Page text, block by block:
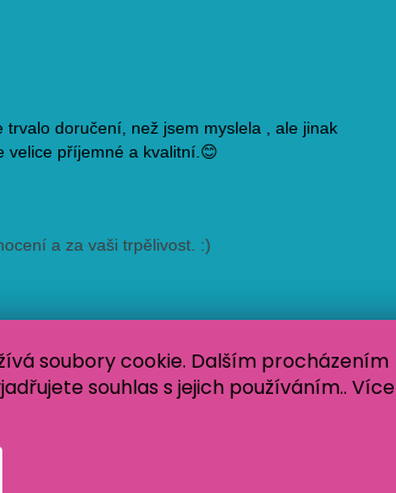
soubory cookie. Dalším procházením
souhlas s jejich používáním.. Více
práva vyhrazena.